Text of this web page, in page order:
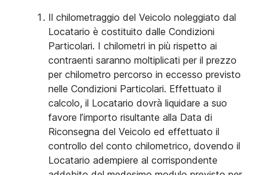
Il chilometraggio del Veicolo noleggiato dal
Locatario è costituito dalle Condizioni
Particolari. I chilometri in più rispetto ai
contraenti saranno moltiplicati per il prezzo
per chilometro percorso in eccesso previsto
nelle Condizioni Particolari. Effettuato il
calcolo, il Locatario dovrà liquidare a suo
favore l’importo risultante alla Data di
Riconsegna del Veicolo ed effettuato il
controllo del conto chilometrico, dovendo il
Locatario adempiere al corrispondente